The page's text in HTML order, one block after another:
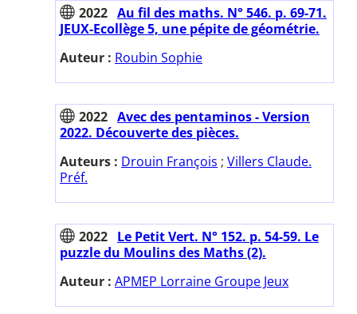
2022 Au fil des maths. N° 546. p. 69-71.
JEUX-Ecollège 5, une pépite de géométrie.
Auteur : Roubin Sophie
2022 Avec des pentaminos - Version
2022. Découverte des pièces.
Auteurs : Drouin François ; Villers Claude.
Préf.
2022 Le Petit Vert. N° 152. p. 54-59. Le
puzzle du Moulins des Maths (2).
Auteur : APMEP Lorraine Groupe Jeux